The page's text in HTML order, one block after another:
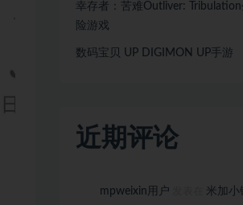
幸存者：苦难Outliver: Tribulation
险游戏
数码宝贝 UP DIGIMON UP手游
近期评论
mpweixin用户
米加小